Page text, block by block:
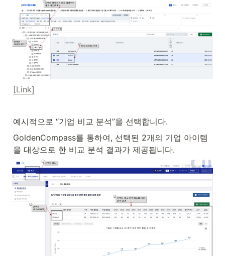
[Link]
예시적으로 “기업 비교 분석”을 선택합니다.
GoldenCompass를 통하여, 선택된 2개의 기업 아이템
을 대상으로 한 비교 분석 결과가 제공됩니다.